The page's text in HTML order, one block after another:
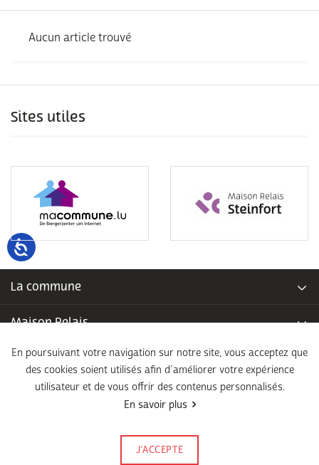
Aucun article trouvé
Sites utiles
La commune
Maison Relais
Piscine communale
École fondamentale
En poursuivant votre navigation sur notre site, vous acceptez que
des cookies soient utilisés afin d’améliorer votre expérience
utilisateur et de vous offrir des contenus personnalisés.
En savoir plus
J’ACCEPTE